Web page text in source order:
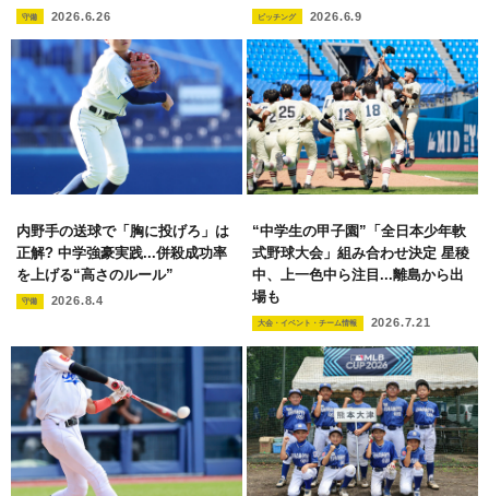
守備 2026.6.26 ピッチング 2026.6.9
内野手の送球で「胸に投げろ」は
正解? 中学強豪実践...併殺成功率
を上げる“高さのルール”
守備 2026.8.4
“中学生の甲子園”「全日本少年軟
式野球大会」組み合わせ決定 星稜
中、上一色中ら注目...離島から出
場も
大会・イベント・チーム情報 2026.7.21